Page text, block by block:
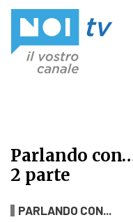
Parlando
2 parte
Parlando
PARLANDO CON...